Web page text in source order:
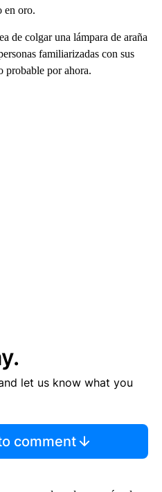
en oro.
de colgar una lámpara de araña
familiarizadas con sus
probable por ahora.
let us know what you
comment